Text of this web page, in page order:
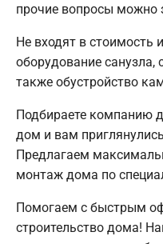
прочие вопросы можно
Не входят в стоимость
оборудование санузла,
также обустройство
Подбираете компанию
дом и вам
Предлагаем
монтаж дома по
Помогаем с быстрым
строительство дома!